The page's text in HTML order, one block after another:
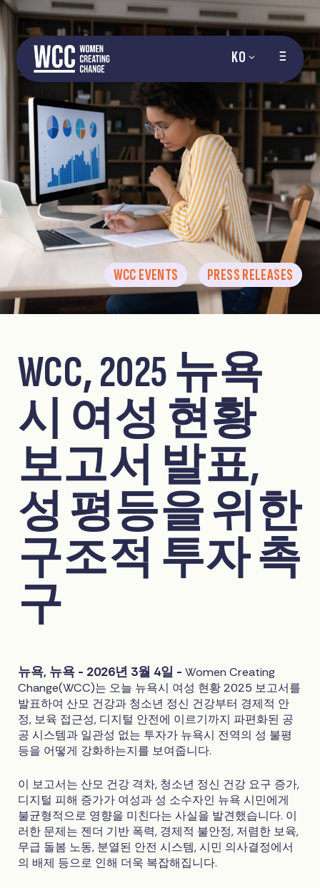
KO
WCC EVENTS PRESS RELEASES
WCC, 2025 뉴욕
시 여성 현황
보고서 발표,
성 평등을 위한
구조적 투자 촉
구
뉴욕, 뉴욕 - 2026년 3월 4일 -Women Creating
Change(WCC)는 오늘 뉴욕시 여성 현황 2025 보고서를
발표하여 산모 건강과 청소년 정신 건강부터 경제적 안
정, 보육 접근성, 디지털 안전에 이르기까지 파편화된 공
공 시스템과 일관성 없는 투자가 뉴욕시 전역의 성 불평
등을 어떻게 강화하는지를 보여줍니다.
이 보고서는 산모 건강 격차, 청소년 정신 건강 요구 증가,
디지털 피해 증가가 여성과 성 소수자인 뉴욕 시민에게
불균형적으로 영향을 미친다는 사실을 발견했습니다. 이
러한 문제는 젠더 기반 폭력, 경제적 불안정, 저렴한 보육,
무급 돌봄 노동, 분열된 안전 시스템, 시민 의사결정에서
의 배제 등으로 인해 더욱 복잡해집니다.